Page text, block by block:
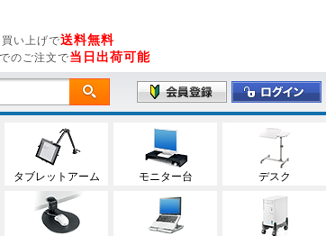
い上げで送料無料
のご注文で当日出荷可能
タブレットアーム モニター台 デスク